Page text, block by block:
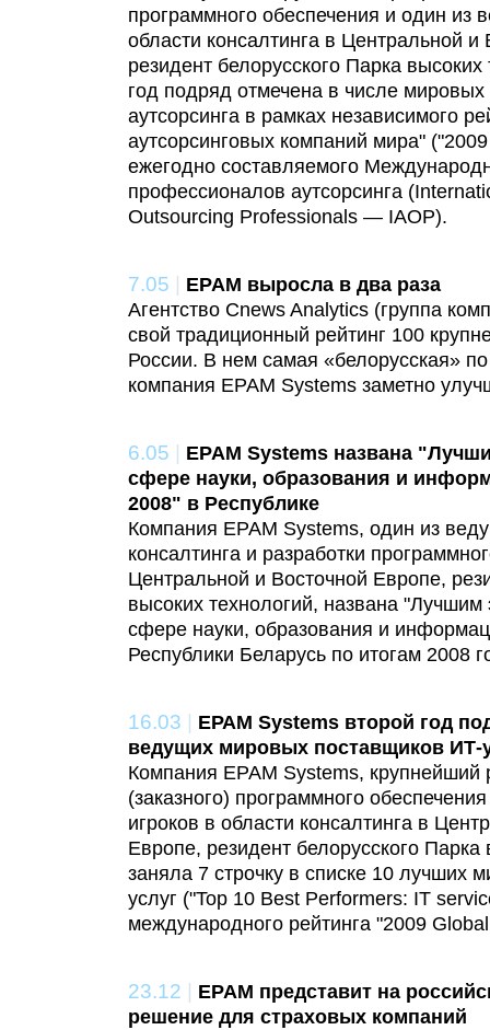
программного обеспечения и один из
области консалтинга в Центральной
резидент белорусского Парка
год подряд отмечена в числе
аутсорсинга в рамках независимого
аутсорсинговых компаний мира"
ежегодно составляемого
профессионалов аутсорсинга
Outsourcing Professionals — IAOP).
7.05 | ЕPAM выросла в два раза
Агентство Cnews Analytics (группа
свой традиционный рейтинг 100
России. В нем самая «белорусская»
компания EPAM Systems заметно
6.05 | EPAM Systems названа
сфере науки, образования и
2008" в Республике
Компания ЕРАМ Systems, один из
консалтинга и разработки
Центральной и Восточной Европе,
высоких технологий, названа "Лучшим
сфере науки, образования и
Республики Беларусь по итогам 2008
16.03 | ЕРАМ Systems второй год
ведущих мировых поставщиков ИТ-
Компания ЕРАМ Systems, крупнейший
(заказного) программного
игроков в области консалтинга в
Европе, резидент белорусского Парка
заняла 7 строчку в списке 10 лучших
услуг ("Top 10 Best Performers: IT
международного рейтинга "2009
23.12 | EPAM представит на
решение для страховых компаний